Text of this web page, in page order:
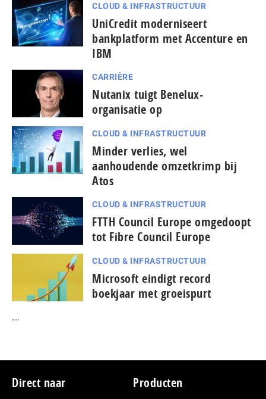
CLOUD & INFRASTRUCTUUR
UniCredit moderniseert
bankplatform met Accenture en
IBM
CARRIÈRE
Nutanix tuigt Benelux-
organisatie op
CLOUD & INFRASTRUCTUUR
Minder verlies, wel
aanhoudende omzetkrimp bij
Atos
CLOUD & INFRASTRUCTUUR
FTTH Council Europe omgedoopt
tot Fibre Council Europe
CLOUD & INFRASTRUCTUUR
Microsoft eindigt record
boekjaar met groeispurt
...
Footer
Direct naar Producten